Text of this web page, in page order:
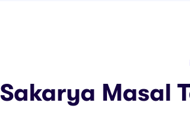
Sakarya Masal